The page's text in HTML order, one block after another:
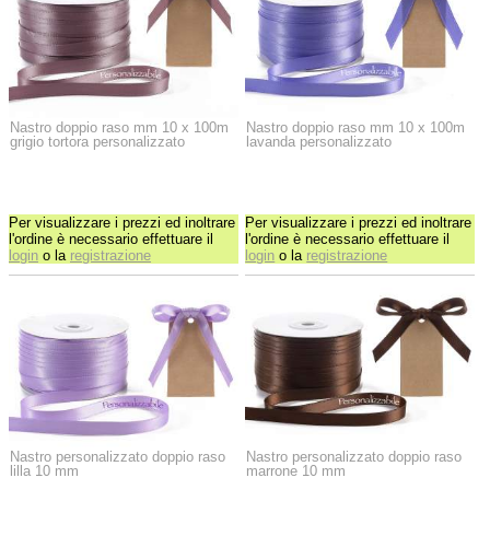
Nastro doppio raso mm 10 x 100m
grigio tortora personalizzato
Per visualizzare i prezzi ed inoltrare
l'ordine è necessario effettuare il
login o la registrazione
Nastro doppio raso mm 10 x 100m
lavanda personalizzato
Per visualizzare i prezzi ed inoltrare
l'ordine è necessario effettuare il
login o la registrazione
Nastro personalizzato doppio raso
lilla 10 mm
Nastro personalizzato doppio raso
marrone 10 mm